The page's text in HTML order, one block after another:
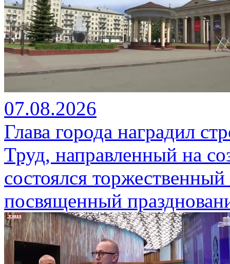
07.08.2026
Глава города наградил
Труд, направленный на
состоялся
посвященный